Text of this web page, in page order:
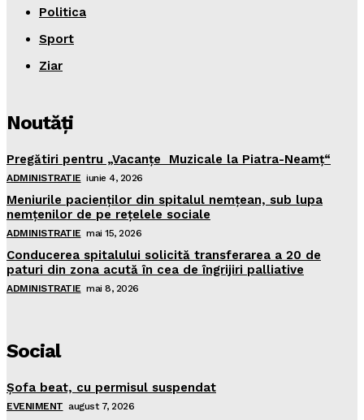
Politica
Sport
Ziar
Noutăţi
Pregătiri pentru „Vacanţe Muzicale la Piatra-Neamţ“
ADMINISTRATIE iunie 4, 2026
Meniurile pacienţilor din spitalul nemţean, sub lupa
nemţenilor de pe reţelele sociale
ADMINISTRATIE mai 15, 2026
Conducerea spitalului solicită transferarea a 20 de
paturi din zona acută în cea de îngrijiri palliative
ADMINISTRATIE mai 8, 2026
Social
Şofa beat, cu permisul suspendat
EVENIMENT august 7, 2026